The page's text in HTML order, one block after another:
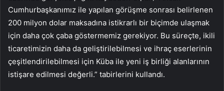
Cumhurbaşkanımız ile yapılan görüşme sonrası belirlenen
200 milyon dolar maksadına istikrarlı bir biçimde ulaşmak
için daha çok çaba göstermemiz gerekiyor. Bu süreçte, ikili
ticaretimizin daha da geliştirilebilmesi ve ihraç eserlerinin
çeşitlendirilebilmesi için Küba ile yeni iş birliği alanlarının
istişare edilmesi değerli.” tabirlerini kullandı.